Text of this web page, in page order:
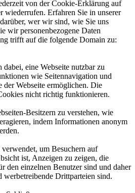
von der Cookie-Erklärung auf
wiederrufen. Erfahren Sie in unserer
wer wir sind, wie Sie uns
wir personenbezogene Daten
trifft auf die folgende Domain zu:
eine Webseite nutzbar zu
wie Seitennavigation und
Webseite ermöglichen. Die
nicht richtig funktionieren.
Besitzern zu verstehen, wie
indem Informationen anonym
um Besuchern auf
ist, Anzeigen zu zeigen, die
den einzelnen Benutzer sind und daher
Drittparteien sind.